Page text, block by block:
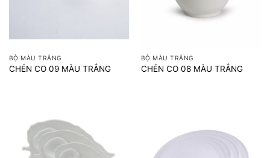
BỘ MÀU TRẮNG
CHÉN CO 09 MÀU TRẮNG
BỘ MÀU TRẮNG
CHÉN CO 08 MÀU TRẮNG